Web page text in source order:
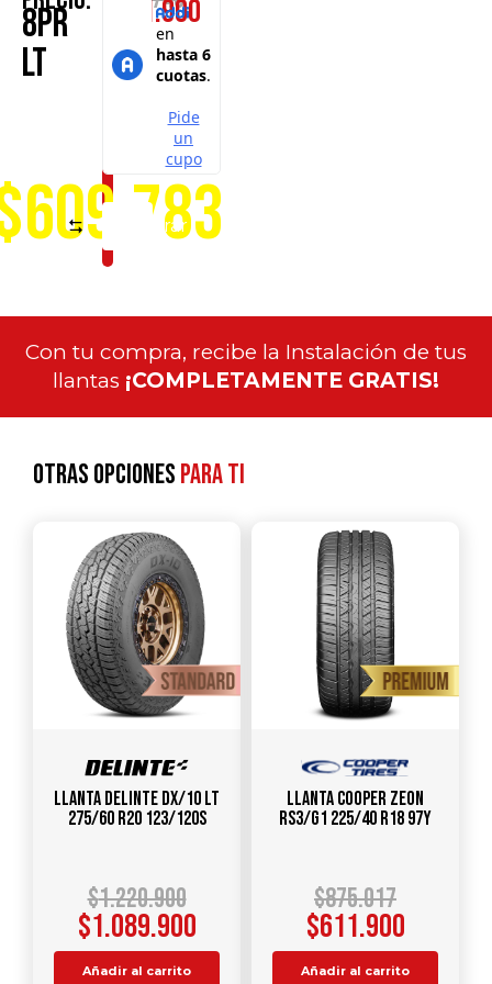
8PR
LT
631.900
nuestros
puntos
de
servicio
nacional
Comparar
Con tu compra, recibe la Instalación de tus
llantas ¡COMPLETAMENTE GRATIS!
Otras opcionespara ti
Llanta DELINTE DX/10 LT
275/60 R20 123/120S
$1.220.900
$1.089.900
Añadir al carrito
Llanta COOPER ZEON
RS3/G1 225/40 R18 97Y
$875.017
$611.900
Añadir al carrito